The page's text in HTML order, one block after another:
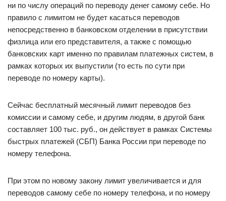
ни по числу операций по переводу денег самому себе. Но
правило с лимитом не будет касаться переводов
непосредственно в банковском отделении в присутствии
физлица или его представителя, а также с помощью
банковских карт именно по правилам платежных систем, в
рамках которых их выпустили (то есть по сути при
переводе по номеру карты).
Сейчас бесплатный месячный лимит переводов без
комиссии и самому себе, и другим людям, в другой банк
составляет 100 тыс. руб., он действует в рамках Системы
быстрых платежей (СБП) Банка России при переводе по
номеру телефона.
При этом по новому закону лимит увеличивается и для
переводов самому себе по номеру телефона, и по номеру